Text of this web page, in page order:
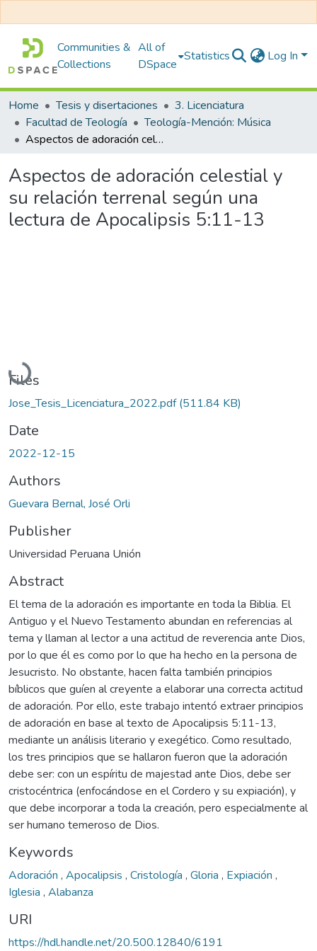
Communities &
Collections
All of
DSpace
Statistics Log In
Home Tesis y disertaciones
3. Licenciatura
Facultad de Teología
Teología-Mención: Música
Aspectos de adoración celestial y su relación terrenal según una lectura de Apocalipsis 5:11-13
Aspectos de adoración celestial y
su relación terrenal según una
lectura de Apocalipsis 5:11-13
Loading...
Files
Jose_Tesis_Licenciatura_2022.pdf(511.84 KB)
Date
2022-12-15
Authors
Guevara Bernal, José Orli
Publisher
Universidad Peruana Unión
Abstract
El tema de la adoración es importante en toda la Biblia. El
Antiguo y el Nuevo Testamento abundan en referencias al
tema y llaman al lector a una actitud de reverencia ante Dios,
por lo que él es como por lo que ha hecho en la persona de
Jesucristo. No obstante, hacen falta también principios
bíblicos que guíen al creyente a elaborar una correcta actitud
de adoración. Por ello, este trabajo intentó extraer principios
de adoración en base al texto de Apocalipsis 5:11-13,
mediante un análisis literario y exegético. Como resultado,
los tres principios que se hallaron fueron que la adoración
debe ser: con un espíritu de majestad ante Dios, debe ser
cristocéntrica (enfocándose en el Cordero y su expiación), y
que debe incorporar a toda la creación, pero especialmente al
ser humano temeroso de Dios.
Keywords
Adoración , Apocalipsis , Cristología , Gloria , Expiación ,
Iglesia , Alabanza
URI
https://hdl.handle.net/20.500.12840/6191